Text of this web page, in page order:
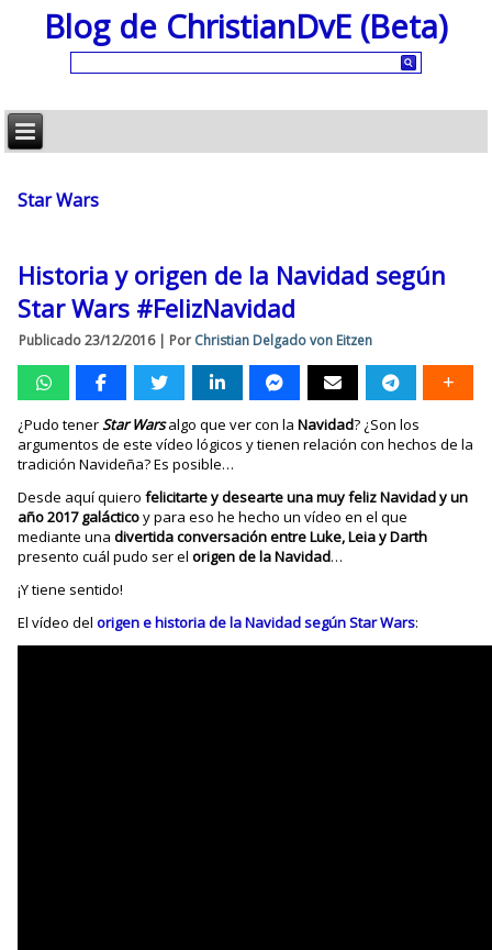
Blog de ChristianDvE (Beta)
Star Wars
Historia y origen de la Navidad según
Star Wars #FelizNavidad
Publicado 23/12/2016| Por Christian Delgado von Eitzen
¿Pudo tenerStar Warsalgo que ver con laNavidad? ¿Son los
argumentos de este vídeo lógicos y tienen relación con hechos de la
tradición Navideña? Es posible…
Desde aquí quierofelicitarte y desearte una muy feliz Navidad y un
año 2017 galácticoy para eso he hecho un vídeo en el que
mediante unadivertida conversación entre Luke, Leia y Darth
presento cuál pudo ser elorigen de la Navidad…
¡Y tiene sentido!
El vídeo delorigen e historia de la Navidad según Star Wars: